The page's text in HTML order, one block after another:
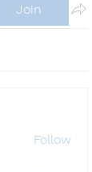
Join
Follow